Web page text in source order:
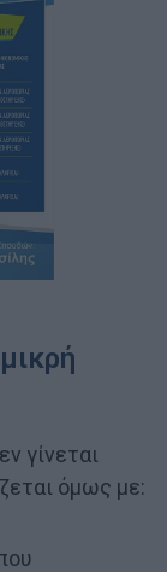
γίνεται
όμως με: